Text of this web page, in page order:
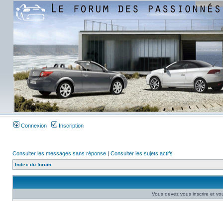
Connexion Inscription
Consulter les messages sans réponse | Consulter les sujets actifs
Index du forum
Vous devez vous inscrire et